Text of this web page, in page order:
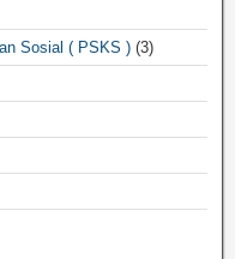
Sosial ( PSKS ) (3)